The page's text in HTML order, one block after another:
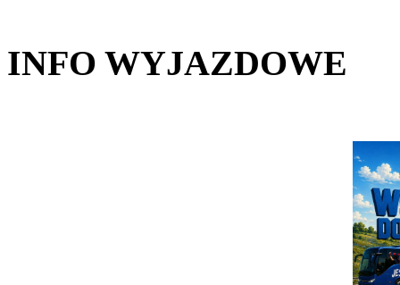
INFO WYJAZDOWE